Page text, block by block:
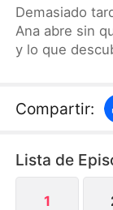
Demasiado
Ana abre sin
y lo que
día, Ana
Nueva York a
Carlos sigue
con Serena,
creyendo que
Compartir:
Lista de
1